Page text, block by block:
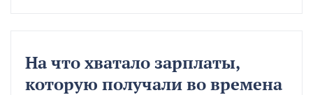
На что хватало зарплаты,
которую получали во времена